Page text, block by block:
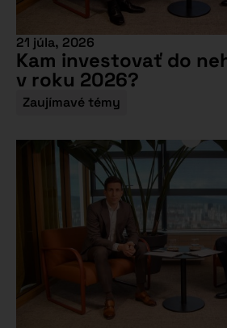
21 júla, 2026
Kam investovať do
v roku 2026?
Zaujímavé témy